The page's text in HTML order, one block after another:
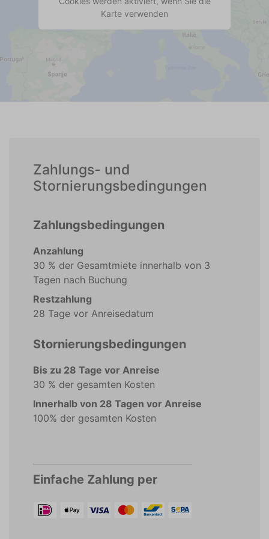
Karte verwenden
Zahlungs- und
Stornierungsbedingungen
Zahlungsbedingungen
Anzahlung
30 % der Gesamtmiete innerhalb von 3
Tagen nach Buchung
Restzahlung
28 Tage vor Anreisedatum
Stornierungsbedingungen
Bis zu 28 Tage vor Anreise
30 % der gesamten Kosten
Innerhalb von 28 Tagen vor Anreise
100% der gesamten Kosten
Einfache Zahlung per